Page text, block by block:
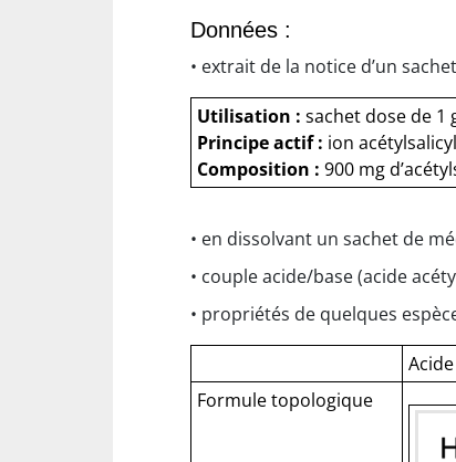
Données :
• extrait de la notice d’un
Utilisation : sachet dose de 1
Principe actif : ion
Composition : 900 mg
• en dissolvant un sachet de
• couple acide/base (acide
• propriétés de quelques
Formule topologique